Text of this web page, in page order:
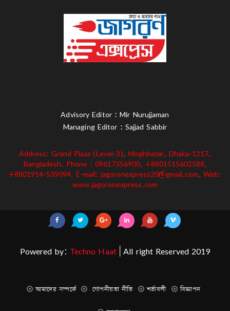
Advisory Editor : Mir Nurujjaman
Managing Editor : Sajjad Sabbir
Address: Grand Plaza (Level-3), Moghbazar, Dhaka-1217,
Bangladesh. Phone : 09617356900, +8801515602588,
+8801914-539094. E-mail: jagoronexpress20@gmail.com, Web:
www.jagoronexpress.com
Powered by: Techno Haat| All right Reserved 2019
আমাদের সম্পর্কে গোপনীয়তা নীতি শর্তাবলী বিজ্ঞাপন